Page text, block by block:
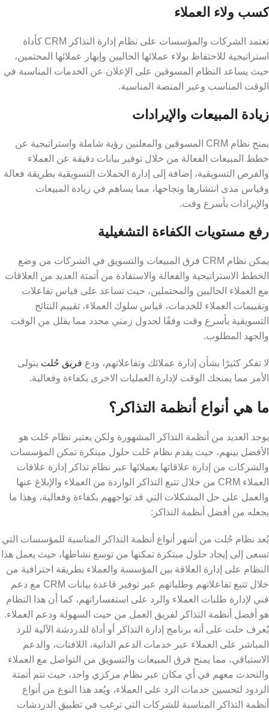
كسب ولاء العملاء
تعتمد الشركات والمؤسسات على نظام إدارة التذاكر CRM كأداة
استراتيجية للاحتفاظ بولاء عملائها الحاليين وإبهار عملائها المحتمين،
حيث يساعد النظام المسوقين على الإعلان عن الخدمات المناسبة في
الوقت المناسب وعبر المنصة المناسبة.
زيادة المبيعات والإيرادات
يمنح نظام CRM المسوقين والمعلنين رؤية شاملة واستراتيجية عن
خطط المبيعات الفعالة من خلال توفير بيانات دقيقة عن العملاء
والفرص التسويقية، إضافة إلى إدارة الحملات التسويقية بطريقة فعالة
وقياس مدى انتشارها ونجاحها، مما يساهم في زيادة المبيعات
والإيرادات بأسرع وقت.
رفع مستويات الكفاءة التشغيلية
يمكن نظام CRM فرق المبيعات والتسويق في الشركات من وضع
الخطط الاستراتيجية والفعالة والاستفادة من أتمتة العديد من العلاقات
مع العملاء الحاليين والمحتملين، حيث تساعد على قياس تفاعلات
وتقييمات العملاء للخدمات، قياس سلوك العملاء، تقييم النتائج
التسويقية بأسرع وقت وفقًا لجدول زمني محدد مما يقلل من الوقت
والجهد المطلوب.
لا تفكر كثيرًا بشأن إدارة عملائك وتفاعلاتهم، ودع فريق حُلت يتولى
الأمر مما يمنحك الوقت لإدارة العمليات الاخرى بكفاءة وفعالية.
ما هي أنواع أنظمة التذاكر؟
يوجد العديد من أنظمة التذاكر المشهورة ولكن يعتبر نظام حُلت هو
الأفضل بينهم، حيث يقدم نظام حُلت حلول مبتكرة تمكن المؤسسات
والشركات من إدارة علاقاتها بعملائها عبر نظام تذاكر إدارة علاقات
العملاء CRM من خلال تتبع التذاكر الواردة من العملاء والإبلاغ عنها
والعمل على حل المشكلات التي قد تواجههم بكفاءة وفعالية، وهذا ما
يجعله من أفضل أنظمة التذاكر:
يُعد نظام حُلت من أشهر أنواع أنظمة التذاكر المناسبة للمؤسسات التي
تسعى إلى إيجاد حلول مبتكرة تمكنها من توسع نشاطها، حيث يعمل هذا
النظام على إدارة العلاقة بين المؤسسة والعملاء بطريقة احترافية من
خلال تتبع تفاعلاتهم وطلباتهم عبر توفير قاعدة بيانات CRM مع دعم
فني لإدارة طلبات العملاء والرد على استفساراتهم، كما أن هذا النظام
هو أفضل أنظمة التذاكر لفريق العمل من حيث السهولة ودعم العملاء.
يُعرف حلت على أنه برنامج إدارة التذاكر أو أداة للدردشة الآلية للرد
المباشر على العملاء عبر خدمات الدعم الذاتية، اللافتات، والدعم
الاستباقي، مما يمنح فرق المبيعات والتسويق من التواصل مع العملاء
والتحدث معهم في أي مكان عبر نظام مركزي واحد، حيث تتم أتمتة
الردود لتحسين خدمات الرد على العملاء، ويُعد هذا النوع من أنواع
أنظمة التذاكر المناسبة للشركات التي ترغب في تطبيق الدردشات